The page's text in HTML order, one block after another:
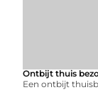
Ontbijt thuis
Een ontbijt